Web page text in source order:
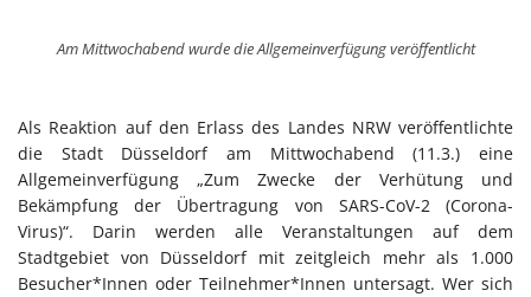
Am Mittwochabend wurde die Allgemeinverfügung veröffentlicht
Als Reaktion auf den Erlass des Landes NRW veröffentlichte
die Stadt Düsseldorf am Mittwochabend (11.3.) eine
Allgemeinverfügung „Zum Zwecke der Verhütung und
Bekämpfung der Übertragung von SARS-CoV-2 (Corona-
Virus)“. Darin werden alle Veranstaltungen auf dem
Stadtgebiet von Düsseldorf mit zeitgleich mehr als 1.000
Besucher*Innen oder Teilnehmer*Innen untersagt. Wer sich